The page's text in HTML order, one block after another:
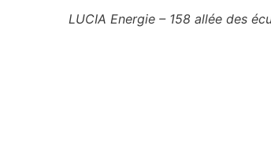
LUCIA Energie – 158 allée des